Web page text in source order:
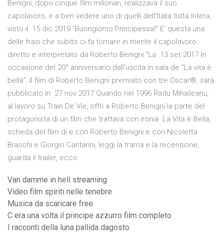
Benigni, dopo cinque film milionari, realizzava il suo
capolavoro, e a ben vedere uno di quelli dell'Italia tutta intera,
visto il 15 dic 2019 “Buongiorno Principessa!” E' questa una
delle frasi che subito ci fa tornare in mente il capolavoro
diretto e interpretato da Roberto Benigni “La 13 set 2017 In
occasione del 20° anniversario dall'uscita in sala de “La vita è
bella”, il film di Roberto Benigni premiato con tre Oscar®, sarà
pubblicato in 27 nov 2017 Quando nel 1996 Radu Mihaileanu,
al lavoro su Train De Vie, offrì a Roberto Benigni la parte del
protagonista di un film che trattava con ironia La Vita è Bella,
scheda del film di e con Roberto Benigni e con Nicoletta
Braschi e Giorgio Cantarini, leggi la trama e la recensione,
guarda il trailer, ecco
Van damme in hell streaming
Video film spiriti nelle tenebre
Musica da scaricare free
C era una volta il principe azzurro film completo
I racconti della luna pallida dagosto